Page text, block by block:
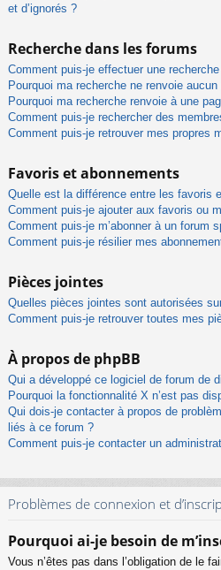
et d’ignorés ?
Recherche dans les forums
Comment puis-je effectuer une
Pourquoi ma recherche ne renvoie
Pourquoi ma recherche renvoie à une
Comment puis-je rechercher des
Comment puis-je retrouver mes propres
Favoris et abonnements
Quelle est la différence entre les favoris
Comment puis-je ajouter aux favoris ou
Comment puis-je m’abonner à un forum
Comment puis-je résilier mes
Pièces jointes
Quelles pièces jointes sont autorisées
Comment puis-je retrouver toutes mes
À propos de phpBB
Qui a développé ce logiciel de forum de
Pourquoi la fonctionnalité X n’est pas
Qui dois-je contacter à propos de
liés à ce forum ?
Comment puis-je contacter un
Problèmes de connexion et
Pourquoi ai-je besoin de
Vous n’êtes pas dans l’obligation de le